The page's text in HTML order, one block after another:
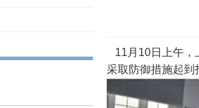
11月10日上午，
采取防御措施起到